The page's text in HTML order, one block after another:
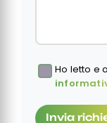
Obbligatorio
Ho letto e
Invia